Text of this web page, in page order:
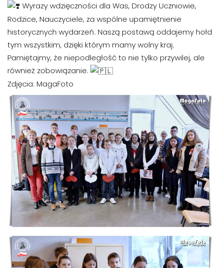
Wyrazy wdzięczności dla Was, Drodzy Uczniowie,
Rodzice, Nauczyciele, za wspólne upamiętnienie
historycznych wydarzeń. Naszą postawą oddajemy hołd
tym wszystkim, dzięki którym mamy wolny kraj.
Pamiętajmy, że niepodległość to nie tylko przywilej, ale
również zobowiązanie.
Zdjęcia: MagaFoto